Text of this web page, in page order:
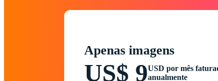
Apenas imagens
US$ 9USD por mês
anualmente